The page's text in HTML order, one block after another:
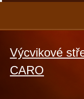
Výcvikové
CARO